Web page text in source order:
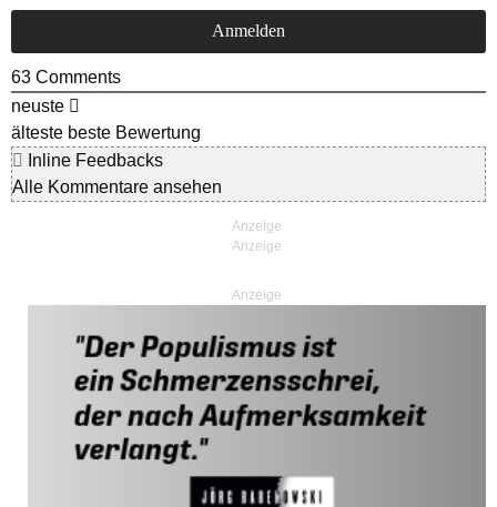
63 Comments
neuste
älteste beste Bewertung
Inline Feedbacks
Alle Kommentare ansehen
Anzeige